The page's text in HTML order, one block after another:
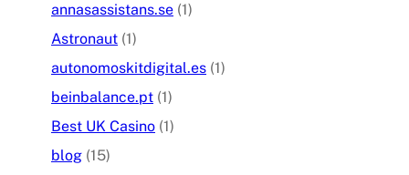
annasassistans.se (1)
Astronaut (1)
autonomoskitdigital.es (1)
beinbalance.pt (1)
Best UK Casino (1)
blog (15)